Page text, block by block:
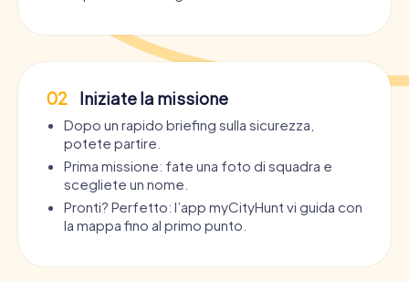
02 Iniziate la missione
Dopo un rapido briefing sulla sicurezza,
potete partire.
Prima missione: fate una foto di squadra e
scegliete un nome.
Pronti? Perfetto: l’app myCityHunt vi guida con
la mappa fino al primo punto.